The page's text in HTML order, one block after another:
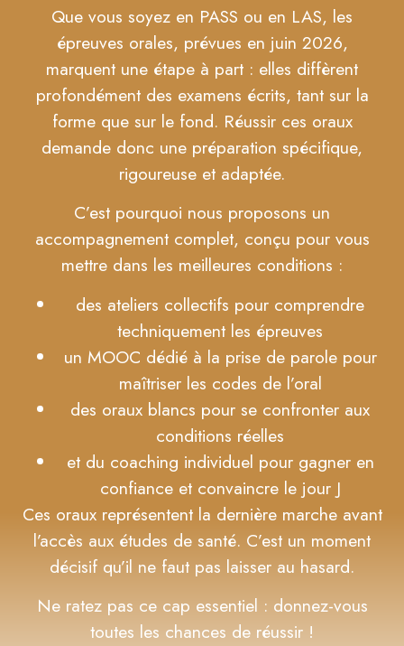
Que vous soyez en PASS ou en LAS, les
épreuves orales, prévues en juin 2026,
marquent une étape à part : elles diffèrent
profondément des examens écrits, tant sur la
forme que sur le fond. Réussir ces oraux
demande donc une préparation spécifique,
rigoureuse et adaptée.
C’est pourquoi nous proposons un
accompagnement complet, conçu pour vous
mettre dans les meilleures conditions :
des ateliers collectifs pour comprendre
techniquement les épreuves
un MOOC dédié à la prise de parole pour
maîtriser les codes de l’oral
des oraux blancs pour se confronter aux
conditions réelles
et du coaching individuel pour gagner en
confiance et convaincre le jour J
Ces oraux représentent la dernière marche avant
l’accès aux études de santé. C’est un moment
décisif qu’il ne faut pas laisser au hasard.
Ne ratez pas ce cap essentiel : donnez-vous
toutes les chances de réussir !